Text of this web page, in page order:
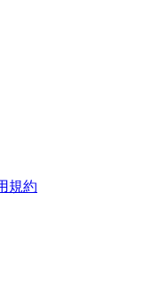
規約